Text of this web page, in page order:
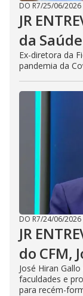
DO R7/25/06/2026
JR
da
Ex-diretora da
pandemia da
DO R7/24/06/2026
JR
do CFM,
José Hiran
faculdades e
para recém-